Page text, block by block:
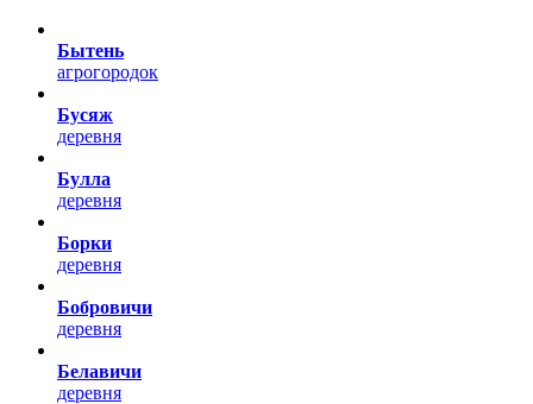
Бытень
агрогородок
Бусяж
деревня
Булла
деревня
Борки
деревня
Бобровичи
деревня
Белавичи
деревня